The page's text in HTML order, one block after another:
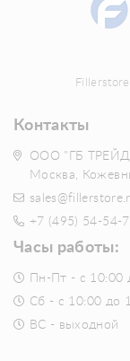
Контакты
ООО "ГБ
Москва,
+7 (495) 54-54-
Часы работы:
Пн-Пт - с 10:00
Сб - с 10:00 до
ВС - выходной